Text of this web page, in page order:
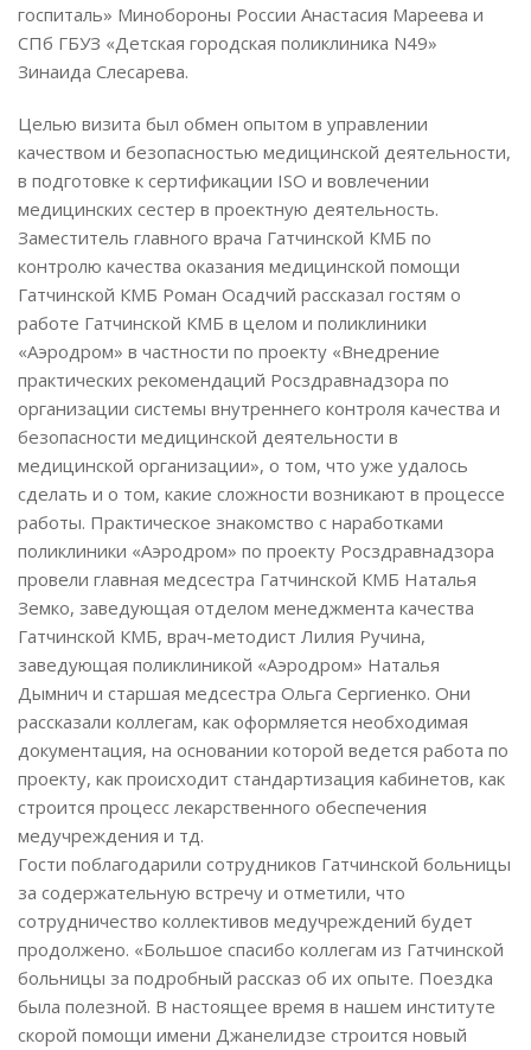
госпиталь» Минобороны России Анастасия Мареева и
СПб ГБУЗ «Детская городская поликлиника N49»
Зинаида Слесарева.
Целью визита был обмен опытом в управлении
качеством и безопасностью медицинской деятельности,
в подготовке к сертификации ISO и вовлечении
медицинских сестер в проектную деятельность.
Заместитель главного врача Гатчинской КМБ по
контролю качества оказания медицинской помощи
Гатчинской КМБ Роман Осадчий рассказал гостям о
работе Гатчинской КМБ в целом и поликлиники
«Аэродром» в частности по проекту «Внедрение
практических рекомендаций Росздравнадзора по
организации системы внутреннего контроля качества и
безопасности медицинской деятельности в
медицинской организации», о том, что уже удалось
сделать и о том, какие сложности возникают в процессе
работы. Практическое знакомство с наработками
поликлиники «Аэродром» по проекту Росздравнадзора
провели главная медсестра Гатчинской КМБ Наталья
Земко, заведующая отделом менеджмента качества
Гатчинской КМБ, врач-методист Лилия Ручина,
заведующая поликлиникой «Аэродром» Наталья
Дымнич и старшая медсестра Ольга Сергиенко. Они
рассказали коллегам, как оформляется необходимая
документация, на основании которой ведется работа по
проекту, как происходит стандартизация кабинетов, как
строится процесс лекарственного обеспечения
медучреждения и тд.
Гости поблагодарили сотрудников Гатчинской больницы
за содержательную встречу и отметили, что
сотрудничество коллективов медучреждений будет
продолжено. «Большое спасибо коллегам из Гатчинской
больницы за подробный рассказ об их опыте. Поездка
была полезной. В настоящее время в нашем институте
скорой помощи имени Джанелидзе строится новый